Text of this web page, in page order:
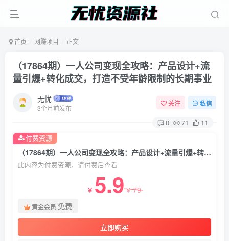
首页 网赚项目 正文
（17864期）一人公司变现全攻略：产品设计+流
量引爆+转化成交，打造不受年龄限制的长期事业
无忧
3个月前发布
关注 私信
0 71 11
（17864期）一人公司变现全攻略：产品设计+流量引爆+转化成交，打造不受年龄限制的长期事业
此内容为付费资源，请付费后查看
￥ 5.9￥79
黄金会员 免费
立即购买
付费资源